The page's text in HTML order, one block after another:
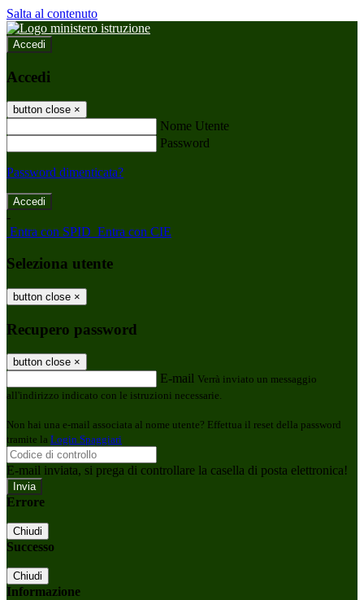
Salta al contenuto
Accedi
Accedi
button close ×
Nome Utente
Password
Password dimenticata?
-
Entra con SPID Entra con CIE
Seleziona utente
button close ×
Recupero password
button close ×
E-mail Verrà inviato un messaggio
all'indirizzo indicato con le istruzioni necessarie.
Non hai una e-mail associata al nome utente? Effettua il reset della password
tramite la Login Spaggiari
E-mail inviata, si prega di controllare la casella di posta elettronica!
Errore
Chiudi
Successo
Chiudi
Informazione